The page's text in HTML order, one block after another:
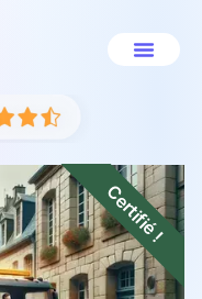
Certifié !